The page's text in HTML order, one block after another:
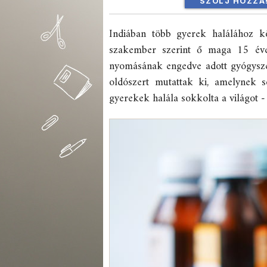
Indiában több gyerek halálához
szakember szerint ő maga 15
nyomásának engedve adott
oldószert mutattak ki, amelynek
gyerekek halála sokkolta a világot